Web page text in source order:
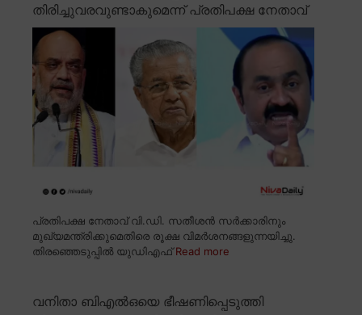
തിരിച്ചുവരവുണ്ടാകുമെന്ന് പ്രതിപക്ഷ നേതാവ്
പ്രതിപക്ഷ നേതാവ് വി.ഡി. സതീശൻ സർക്കാരിനും
മുഖ്യമന്ത്രിക്കുമെതിരെ രൂക്ഷ വിമർശനങ്ങളുന്നയിച്ചു.
തിരഞ്ഞെടുപ്പിൽ യുഡിഎഫ്Read more
വനിതാ ബിഎൽഒയെ ഭീഷണിപ്പെടുത്തി